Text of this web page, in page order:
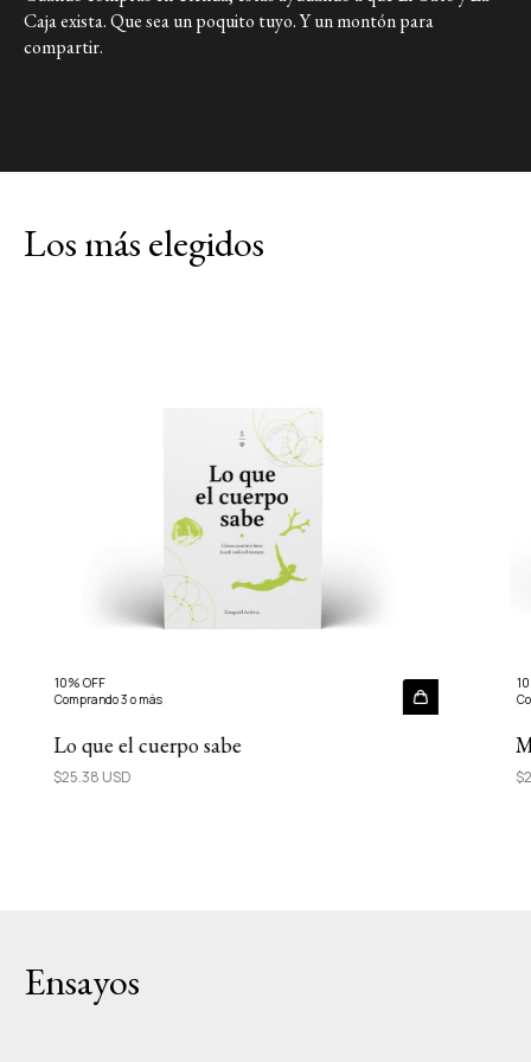
Link a X
Caja exista. Que sea un poquito tuyo. Y un montón para
compartir.
Los más elegidos
10% OFF
Comprando 3 o más
Lo que el cuerpo sabe
$25.38 USD
Ensayos